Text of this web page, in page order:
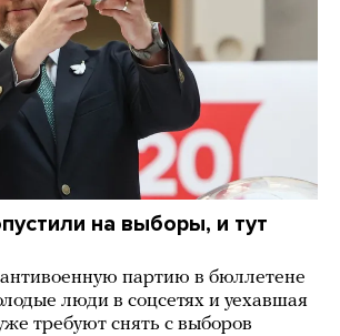
на выборы, и тут
партию в бюллетене
люди в соцсетях и уехавшая
требуют снять с выборов